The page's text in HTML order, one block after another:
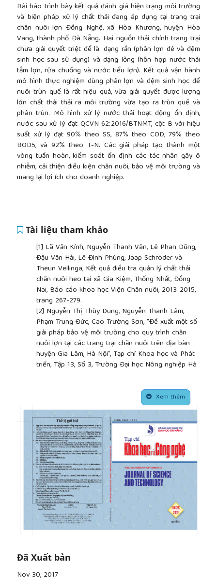
Bài báo trình bày kết quả đánh giá hiện trạng môi trường
và biện pháp xử lý chất thải đang áp dụng tại trang trại
chăn nuôi lợn Đồng Nghệ, xã Hòa Khương, huyện Hòa
Vang, thành phố Đà Nẵng. Hai nguồn thải chính trang trại
chưa giải quyết triệt để là: dạng rắn (phân lợn đẻ và đệm
sinh học sau sử dụng) và dạng lỏng (hỗn hợp nước thải
tắm lợn, rửa chuồng và nước tiểu lợn). Kết quả vận hành
mô hình thực nghiệm dùng phân lợn và đệm sinh học để
nuôi trùn quế là rất hiệu quả, vừa giải quyết được lượng
lớn chất thải thải ra môi trường vừa tạo ra trùn quế và
phân trùn. Mô hình xử lý nước thải hoạt động ổn định,
nước sau xử lý đạt QCVN 62:2016/BTNMT, cột B với hiệu
suất xử lý đạt 90% theo SS, 87% theo COD, 79% theo
BOD5, và 92% theo T-N. Các giải pháp tạo thành một
vòng tuần hoàn, kiểm soát ổn định các tác nhân gây ô
nhiễm, cải thiện điều kiện chăn nuôi, bảo vệ môi trường và
mang lại lợi ích cho doanh nghiệp.
Tài liệu tham khảo
[1] Lã Văn Kính, Nguyễn Thanh Vân, Lê Phan Dũng,
Đậu Văn Hải, Lê Đình Phùng, Jaap Schröder và
Theun Vellinga, Kết quả điều tra quản lý chất thải
chăn nuôi heo tại xã Gia Kiệm, Thống Nhất, Đồng
Nai, Báo cáo khoa học Viện Chăn nuôi, 2013-2015,
trang 267-279.
[2] Nguyễn Thị Thùy Dung, Nguyễn Thanh Lâm,
Phạm Trung Đức, Cao Trường Sơn, “Đề xuất một số
giải pháp bảo vệ môi trường cho quy trình chăn
nuôi lợn tại các trang trại chăn nuôi trên địa bàn
huyện Gia Lâm, Hà Nội”, Tạp chí Khoa học và Phát
triển, Tập 13, Số 3, Trường Đại học Nông nghiệp Hà
Vũ Thị Thanh Hương, Vũ Quốc Chính, Nguyễn
Thị Hà Châu, Lê Văn Cư, “Kết quả nghiên cứu thực
trạng và các giải pháp quản lý môi trường trong
chăn nuôi hộ gia đình và trang trại nhỏ ở một số
tỉnh miền Bắc”, Tạp chí Khoa học Công nghệ Thủy
lợi, Số 18, 2013, trang 1-7.
[4]Đỗ Ngọc Biền, Kỹ thuật nuôi giun quế, Dự án
Nông nghiệp sinh thái (02/2012-10/2012).
[5]Bộ Nông nghiệp và Phát triển Nông thôn, Báo
cáo ứng dụng công nghệ đệm lót sinh học trong
chăn nuôi lợn, Số 2886/BNN-CN, Hà Nội, ngày 23
tháng 8 năm 2013.
[6]Nguyễn Thị Thúy Hà, “Nghiên cứu công nghệ bãi
lọc ngầm trồng cây để xử lý nước thải chăn nuôi
Xem thêm
Đã Xuất bản
Nov 30, 2017